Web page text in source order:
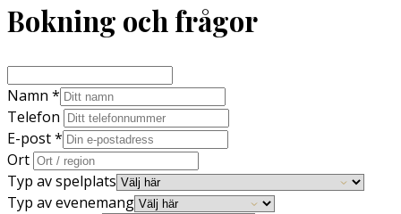
Bokning och frågor
Namn *
Telefon
E-post*
Ort
Typ av spelplats
Typ av evenemang